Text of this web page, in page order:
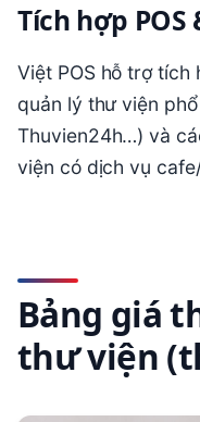
Tích hợp
Việt POS hỗ trợ tích
quản lý thư viện
Thuvien24h…) và
viện có dịch vụ
Bảng giá
thư viện